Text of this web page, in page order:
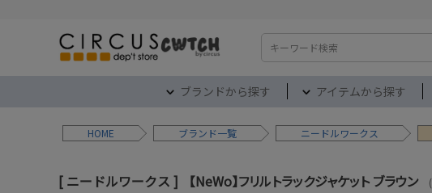
検索
ブランドから探す アイテムから探す
HOME ブランド ニードルワークス
ニードルワークス 【NeWo】フリルトラックジャケット ブラウン